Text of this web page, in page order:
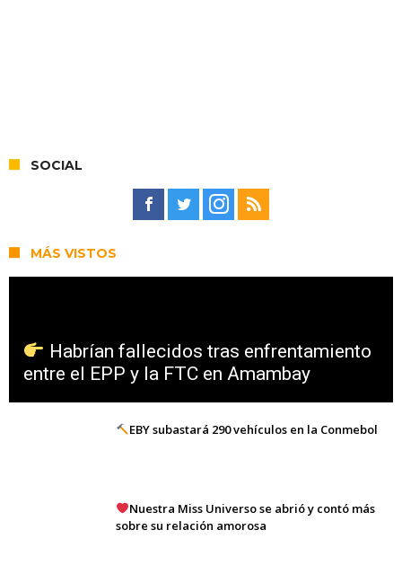
SOCIAL
MÁS VISTOS
Habrían fallecidos tras enfrentamiento
entre el EPP y la FTC en Amambay
EBY subastará 290 vehículos en la Conmebol
Nuestra Miss Universo se abrió y contó más
sobre su relación amorosa